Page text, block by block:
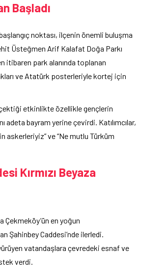
Başladı
noktası, ilçenin önemli buluşma
Üsteğmen Arif Kalafat Doğa Parkı
itibaren park alanında toplanan
ve Atatürk posterleriyle kortej için
çektiği etkinlikte özellikle gençlerin
adeta bayram yerine çevirdi. Katılımcılar,
askerleriyiz” ve “Ne mutlu Türküm
Kırmızı Beyaza
Çekmeköy’ün en yoğun
Şahinbey Caddesi’nde ilerledi.
vatandaşlara çevredeki esnaf ve
verdi.